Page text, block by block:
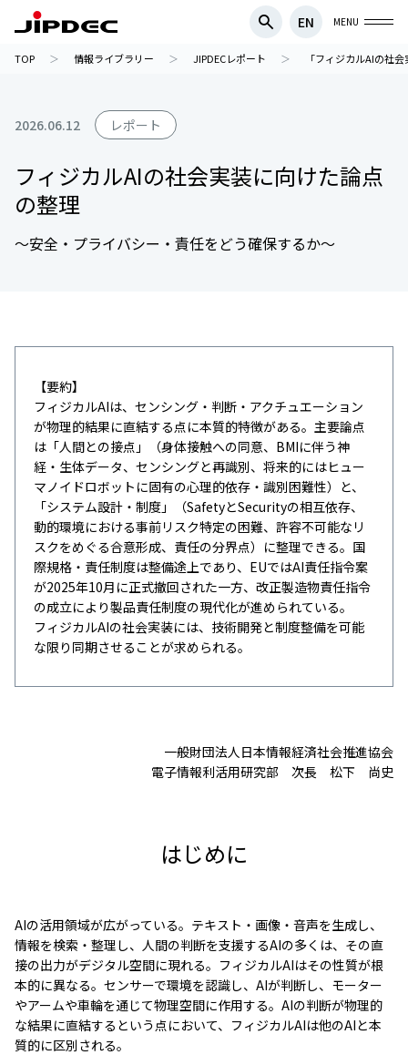
EN MENU
TOP 情報ライブラリー JIPDECレポート 「フィジカルAIの社
2026.06.12 レポート
フィジカルAIの社会実装に向けた論点
の整理
～安全・プライバシー・責任をどう確保するか～
【要約】
フィジカルAIは、センシング・判断・アクチュエーション
が物理的結果に直結する点に本質的特徴がある。主要論点
は「人間との接点」（身体接触への同意、BMIに伴う神
経・生体データ、センシングと再識別、将来的にはヒュー
マノイドロボットに固有の心理的依存・識別困難性）と、
「システム設計・制度」（SafetyとSecurityの相互依存、
動的環境における事前リスク特定の困難、許容不可能なリ
スクをめぐる合意形成、責任の分界点）に整理できる。国
際規格・責任制度は整備途上であり、EUではAI責任指令案
が2025年10月に正式撤回された一方、改正製造物責任指令
の成立により製品責任制度の現代化が進められている。
フィジカルAIの社会実装には、技術開発と制度整備を可能
な限り同期させることが求められる。
一般財団法人日本情報経済社会推進協会
電子情報利活用研究部 次長 松下 尚史
はじめに
AIの活用領域が広がっている。テキスト・画像・音声を生成し、
情報を検索・整理し、人間の判断を支援するAIの多くは、その直
接の出力がデジタル空間に現れる。フィジカルAIはその性質が根
本的に異なる。センサーで環境を認識し、AIが判断し、モーター
やアームや車輪を通じて物理空間に作用する。AIの判断が物理的
な結果に直結するという点において、フィジカルAIは他のAIと本
質的に区別される。